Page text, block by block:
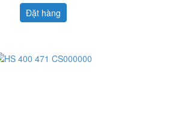
Đặt hàng